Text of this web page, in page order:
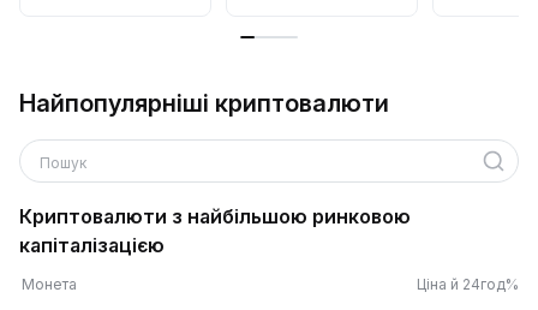
Найпопулярніші криптовалюти
Пошук
Криптовалюти з найбільшою ринковою
капіталізацією
Монета Ціна й 24год%